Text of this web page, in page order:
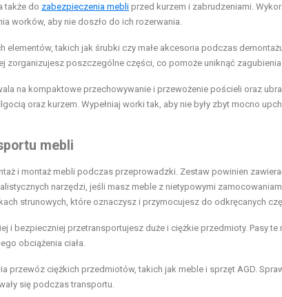
także do zabezpieczenia mebli przed kurzem i zabrudzeniami.
worków, aby nie doszło do ich rozerwania.
elementów, takich jak śrubki czy małe akcesoria podczas
zorganizujesz poszczególne części, co pomoże uniknąć
na kompaktowe przechowywanie i przewożenie pościeli oraz
oraz kurzem. Wypełniaj worki tak, aby nie były zbyt mocno
mebli
i montaż mebli podczas przeprowadzki. Zestaw powinien
narzędzi, jeśli masz meble z nietypowymi
strunowych, które oznaczysz i przymocujesz do odkręcanych
i bezpieczniej przetransportujesz duże i ciężkie przedmioty. Pasy te
obciążenia ciała.
przewóz ciężkich przedmiotów, takich jak meble i sprzęt AGD.
się podczas transportu.